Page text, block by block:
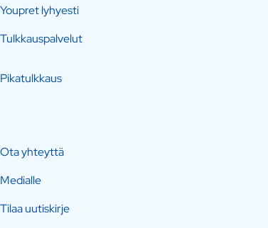
Youpret lyhyesti
Tulkkauspalvelut
Pikatulkkaus
Ota yhteyttä
Medialle
Tilaa uutiskirje